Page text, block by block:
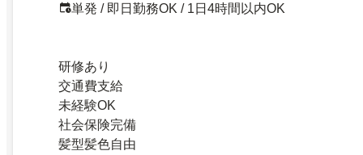
単発 / 即日勤務OK / 1日4時間以内OK
研修あり
交通費支給
未経験OK
社会保険完備
髪型髪色自由